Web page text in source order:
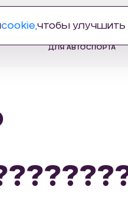
ПРОИЗВОДИТЕЛЬ
ДЛЯ АВТОСПОРТА
cookie, чтобы улучшить